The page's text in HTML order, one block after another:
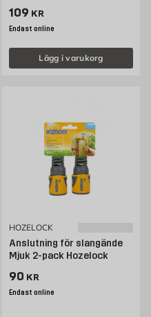
Pris 109 kr
109 KR
Endast online
Lägg i varukorg
HOZELOCK
Anslutning för slangände
Mjuk 2-pack Hozelock
Pris 90 kr
90 KR
Endast online